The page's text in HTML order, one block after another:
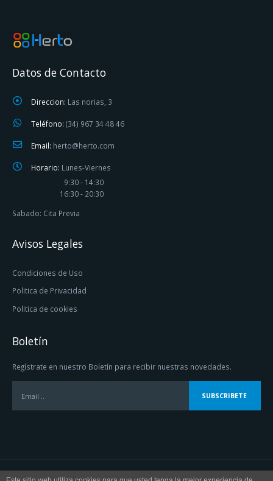
Datos de Contacto
Direccion: Las norias, 3
Teléfono: (34) 967 34 48 46
Email: herto@herto.com
Horario: Lunes-Viernes
9:30 - 14:30
16:30 - 20:30
Sabado: Cita Previa
Avisos Legales
Condiciones de Uso
Politica de Privacidad
Politica de cookies
Boletín
Regístrate en nuestro Boletín para recibir nuestras novedades.